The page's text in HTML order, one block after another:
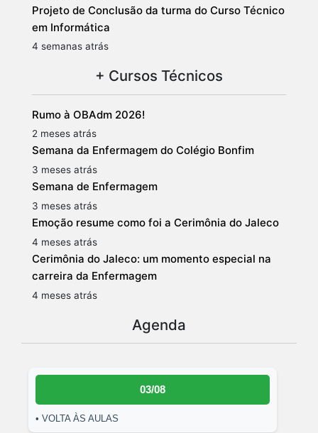
Projeto de Conclusão da turma do Curso Técnico
em Informática
4 semanas atrás
+ Cursos Técnicos
Rumo à OBAdm 2026!
2 meses atrás
Semana da Enfermagem do Colégio Bonfim
3 meses atrás
Semana de Enfermagem
3 meses atrás
Emoção resume como foi a Cerimônia do Jaleco
4 meses atrás
Cerimônia do Jaleco: um momento especial na
carreira da Enfermagem
4 meses atrás
Agenda
03/08
• VOLTA ÀS AULAS